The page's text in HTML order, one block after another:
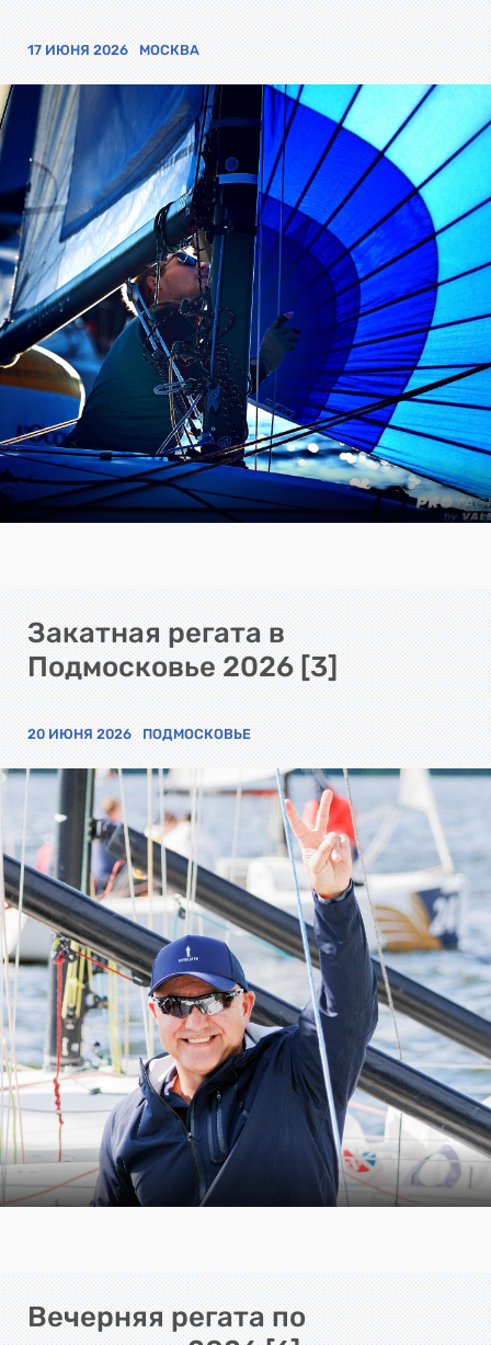
17 ИЮНЯ 2026 МОСКВА
Закатная регата в
Подмосковье 2026 [3]
20 ИЮНЯ 2026 ПОДМОСКОВЬЕ
Вечерняя регата по